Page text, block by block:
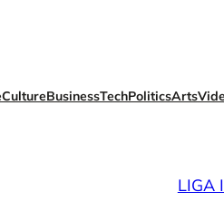
CultureBusinessTechPoliticsArts
LIGA